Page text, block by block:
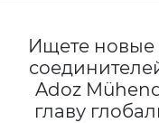
Ищете
Adoz
главу